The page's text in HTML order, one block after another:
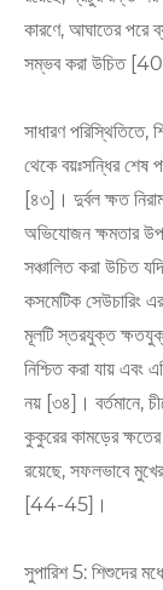
কারণে, আঘাতের পরে
সম্ভব করা উচিত
সাধারণ
থেকে বয়ঃসন্ধির শেষ
[৪৩]। দুর্বল ক্ষত
অভিযোজন ক্ষমতার
সঞ্চালিত করা উচিত
কসমেটিক সেউচারিং
মূলটি স্তরযুক্ত ক্ষতযুক্ত
নিশ্চিত করা যায় এবং
নয় [৩৪]। বর্তমানে,
কুকুরের কামড়ের ক্ষতের
রয়েছে, সফলভাবে
[44-45]।
সুপারিশ 5: শিশুদের